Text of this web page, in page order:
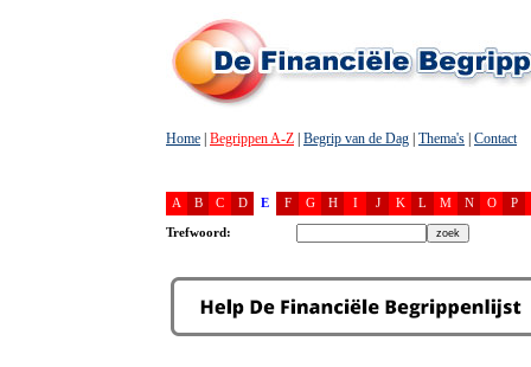
Home Begrippen A-Z Begrip van de Dag Thema's Contact
A B C D E F G H I J K L M N O P
Trefwoord: